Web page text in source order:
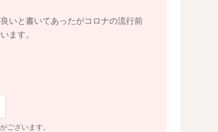
いと書いてあったがコロナの流行前
ます。
ございます。